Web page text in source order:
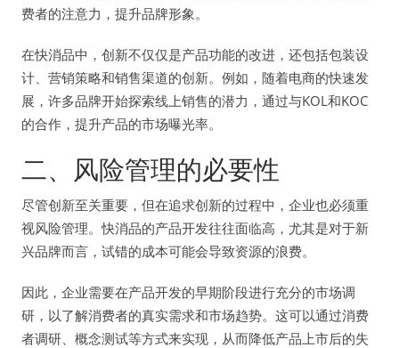
费者的注意力，提升品牌形象。
在快消品中，创新不仅仅是产品功能的改进，还包括包装设
计、营销策略和销售渠道的创新。例如，随着电商的快速发
展，许多品牌开始探索线上销售的潜力，通过与KOL和KOC
的合作，提升产品的市场曝光率。
二、风险管理的必要性
尽管创新至关重要，但在追求创新的过程中，企业也必须重
视风险管理。快消品的产品开发往往面临高，尤其是对于新
兴品牌而言，试错的成本可能会导致资源的浪费。
因此，企业需要在产品开发的早期阶段进行充分的市场调
研，以了解消费者的真实需求和市场趋势。这可以通过消费
者调研、概念测试等方式来实现，从而降低产品上市后的失